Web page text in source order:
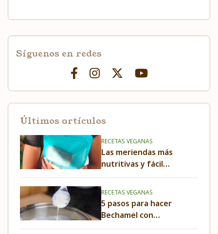
Síguenos en redes
Últimos artículos
RECETAS VEGANAS
Las meriendas más
nutritivas y fáciles
para llevar al cole
RECETAS VEGANAS
5 pasos para hacer
Bechamel con
leche vegetal